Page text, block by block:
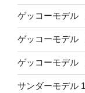
ゲッコーモデ
ゲッコーモデ
ゲッコーモデ
サンダーモデル